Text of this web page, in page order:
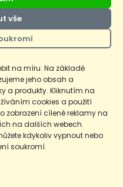
označeny následovně. Běžná
SCONTO Clubu, **Akční
ochraně spotřebitele §12a je
za 30 dní, pokud není Nejnižší
na detailu produktu.
CookiesNastavení cookies
s.r.o.
vše
na míru. Na základě
jeho obsah a
a produkty. Kliknutím na
cookies a použití
zobrazení cílené reklamy na
na dalších webech.
kdykoliv vypnout nebo
soukromí.